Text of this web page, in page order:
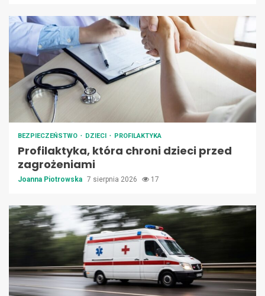
BEZPIECZEŃSTWO DZIECI PROFILAKTYKA
Profilaktyka, która chroni dzieci przed
zagrożeniami
Joanna Piotrowska 7 sierpnia 2026 17